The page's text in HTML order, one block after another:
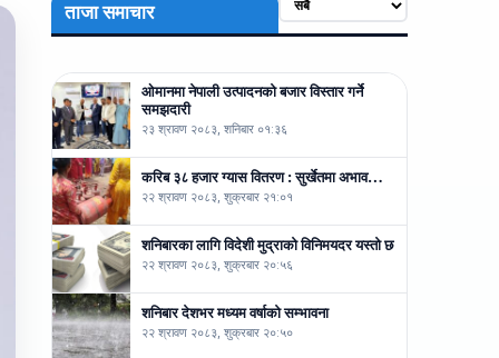
ताजा समाचार
ओमानमा नेपाली उत्पादनको बजार विस्तार गर्ने
समझदारी
२३ श्रावण २०८३, शनिबार ०१:३६
करिब ३८ हजार ग्यास वितरण : सुर्खेतमा अभाव…
२२ श्रावण २०८३, शुक्रबार २१:०१
शनिबारका लागि विदेशी मुद्राको विनिमयदर यस्तो छ
२२ श्रावण २०८३, शुक्रबार २०:५६
शनिबार देशभर मध्यम वर्षाको सम्भावना
२२ श्रावण २०८३, शुक्रबार २०:५०